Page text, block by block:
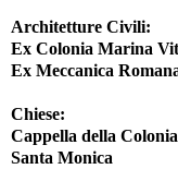
Architetture Civili:
Ex Colonia Marina
Ex Meccanica
Chiese:
Cappella della
Santa Monica